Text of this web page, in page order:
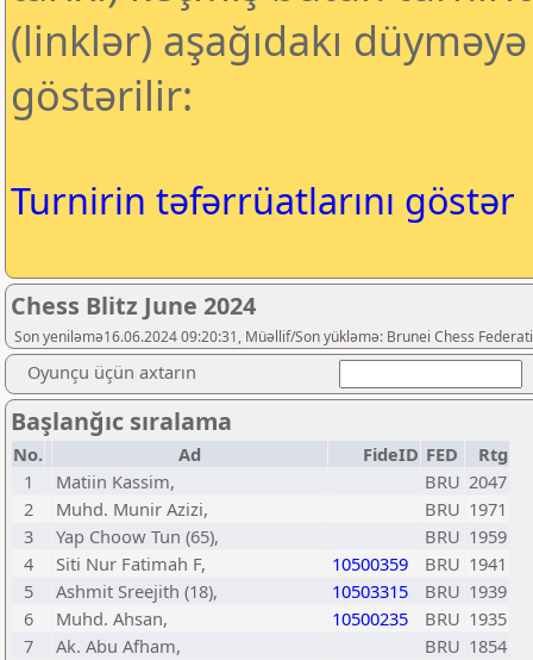
(linklər) aşağıdakı
göstərilir:
Turnirin təfərrüatlarını göstər
Chess Blitz June 2024
Son yeniləmə16.06.2024 09:20:31, Müəllif/Son yükləmə: Brunei Chess
Oyunçu üçün axtarın
Başlanğıc sıralama
No. Ad FideID FED
Rtg
1
Matiin Kassim, BRU 2047
2
Muhd. Munir Azizi, BRU 1971
3
Yap Choow Tun (65), BRU 1959
4
Siti Nur Fatimah F, 10500359 BRU 1941
5
Ashmit Sreejith (18), 10503315 BRU 1939
6
Muhd. Ahsan, 10500235 BRU 1935
7
Ak. Abu Afham, BRU 1854